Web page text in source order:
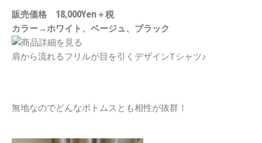
販売価格 18,000Yen＋税
カラー→ホワイト、ベージュ、ブラック
肩から流れるフリルが目を引くデザインTシャツ♪
無地なのでどんなボトムスとも相性が抜群！